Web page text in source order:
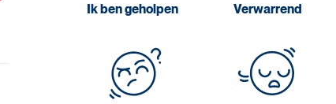
Ik ben geholpen Verwarrend